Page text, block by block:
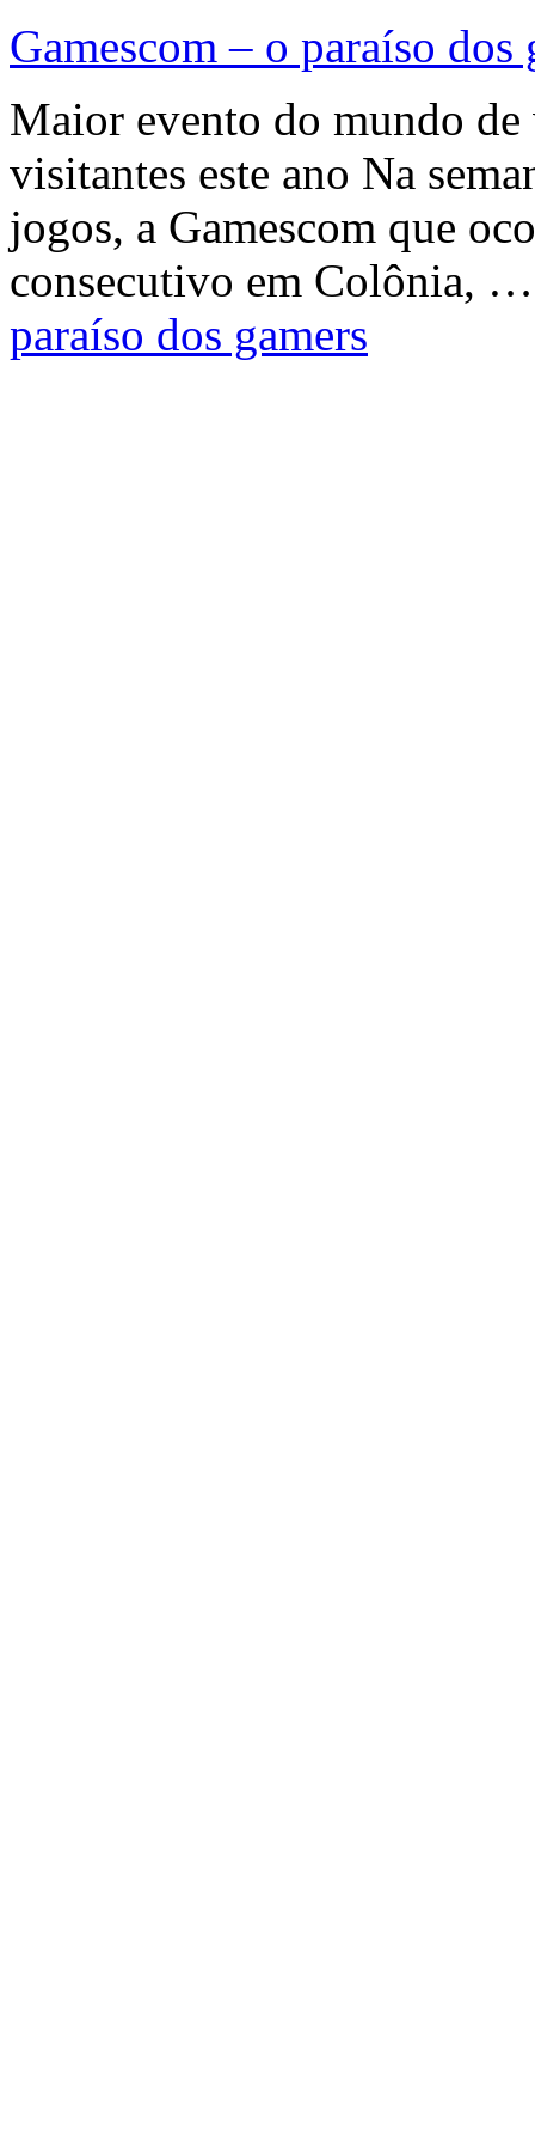
Gamescom – o paraíso dos
Maior evento do mundo de
visitantes este ano Na
jogos, a Gamescom que
consecutivo em Colônia,
paraíso dos gamers